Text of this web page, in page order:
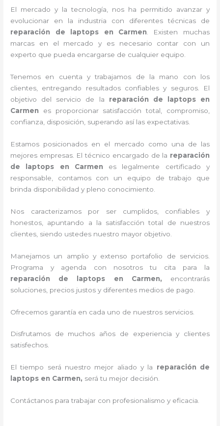
El mercado y la tecnología, nos ha permitido avanzar y
evolucionar en la industria con diferentes técnicas de
reparación de laptops en Carmen . Existen muchas
marcas en el mercado y es necesario contar con un
experto que pueda encargarse de cualquier equipo.
Tenemos en cuenta y trabajamos de la mano con los
clientes, entregando resultados confiables y seguros. El
objetivo del servicio de la reparación de laptops en
Carmen es proporcionar satisfacción total, compromiso,
confianza, disposición, superando así las expectativas.
Estamos posicionados en el mercado como una de las
mejores empresas. El técnico encargado de la reparación
de laptops en Carmen es legalmente certificado y
responsable, contamos con un equipo de trabajo que
brinda disponibilidad y pleno conocimiento.
Nos caracterizamos por ser cumplidos, confiables y
honestos, apuntando a la satisfacción total de nuestros
clientes, siendo ustedes nuestro mayor objetivo.
Manejamos un amplio y extenso portafolio de servicios.
Programa y agenda con nosotros tu cita para la
reparación de laptops en Carmen, encontrarás
soluciones, precios justos y diferentes medios de pago.
Ofrecemos garantía en cada uno de nuestros servicios.
Disfrutamos de muchos años de experiencia y clientes
satisfechos.
El tiempo será nuestro mejor aliado y la reparación de
laptops en Carmen, será tu mejor decisión.
Contáctanos para trabajar con profesionalismo y eficacia.